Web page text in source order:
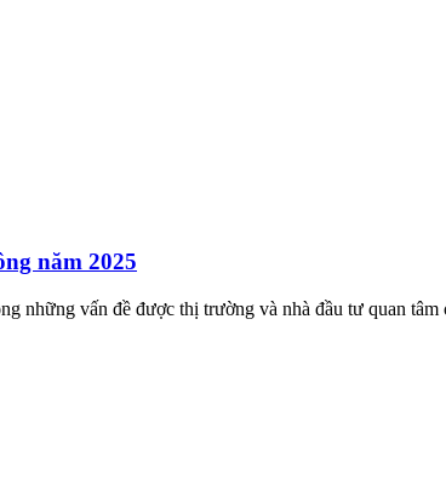
năm 2025
những vấn đề được thị trường và nhà đầu tư quan